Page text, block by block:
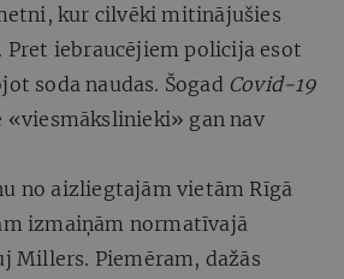
kur cilvēki mitinājušies
Pret iebraucējiem policija esot
soda naudas. Šogad Covid-19
«viesmākslinieki» gan nav
no aizliegtajām vietām Rīgā
izmaiņām normatīvajā
Millers. Piemēram, dažās